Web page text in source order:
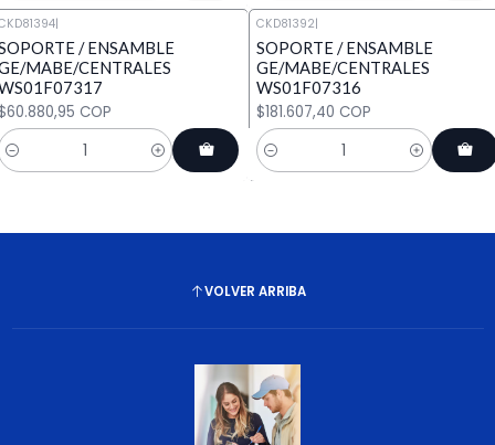
|
/ ENSAMBLE
MABE/CENTRALES
COP
CKD81392|
SOPORTE / ENSAMBLE
GE/MABE/CENTRALES
WS01F07316
$181.607,40 COP
Cantidad
VOLVER ARRIBA